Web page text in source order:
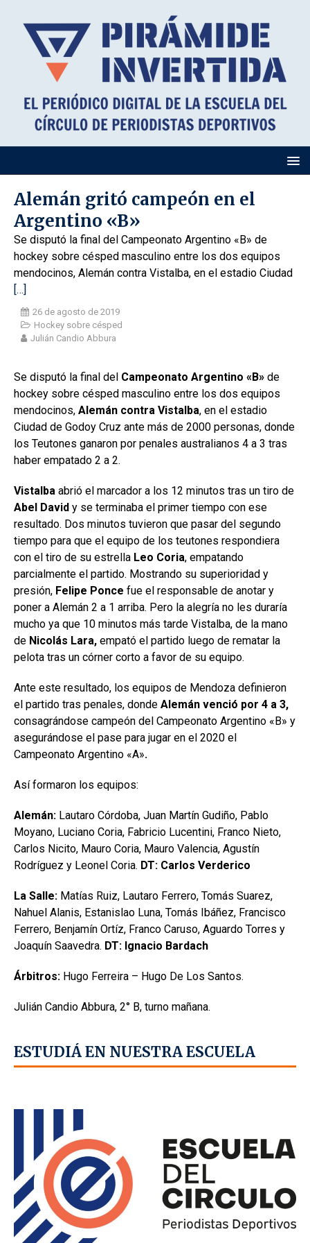
Alemán gritó campeón en el
Argentino «B»
Se disputó la final del Campeonato Argentino «B» de
hockey sobre césped masculino entre los dos equipos
mendocinos, Alemán contra Vistalba, en el estadio Ciudad
[…]
26 de agosto de 2019
Hockey sobre césped
Julián Candio Abbura
Se disputó la final del Campeonato Argentino «B» de
hockey sobre césped masculino entre los dos equipos
mendocinos, Alemán contra Vistalba, en el estadio
Ciudad de Godoy Cruz ante más de 2000 personas, donde
los Teutones ganaron por penales australianos 4 a 3 tras
haber empatado 2 a 2.
Vistalba abrió el marcador a los 12 minutos tras un tiro de
Abel David y se terminaba el primer tiempo con ese
resultado. Dos minutos tuvieron que pasar del segundo
tiempo para que el equipo de los teutones respondiera
con el tiro de su estrella Leo Coria, empatando
parcialmente el partido. Mostrando su superioridad y
presión, Felipe Ponce fue el responsable de anotar y
poner a Alemán 2 a 1 arriba. Pero la alegría no les duraría
mucho ya que 10 minutos más tarde Vistalba, de la mano
de Nicolás Lara, empató el partido luego de rematar la
pelota tras un córner corto a favor de su equipo.
Ante este resultado, los equipos de Mendoza definieron
el partido tras penales, donde Alemán venció por 4 a 3,
consagrándose campeón del Campeonato Argentino «B» y
asegurándose el pase para jugar en el 2020 el
Campeonato Argentino «A».
Así formaron los equipos:
Alemán: Lautaro Córdoba, Juan Martín Gudiño, Pablo
Moyano, Luciano Coria, Fabricio Lucentini, Franco Nieto,
Carlos Nicito, Mauro Coria, Mauro Valencia, Agustín
Rodríguez y Leonel Coria. DT: Carlos Verderico
La Salle: Matías Ruiz, Lautaro Ferrero, Tomás Suarez,
Nahuel Alanis, Estanislao Luna, Tomás Ibáñez, Francisco
Ferrero, Benjamín Ortíz, Franco Caruso, Aguardo Torres y
Joaquín Saavedra. DT: Ignacio Bardach
Árbitros: Hugo Ferreira – Hugo De Los Santos.
Julián Candio Abbura, 2° B, turno mañana.
ESTUDIÁ EN NUESTRA ESCUELA